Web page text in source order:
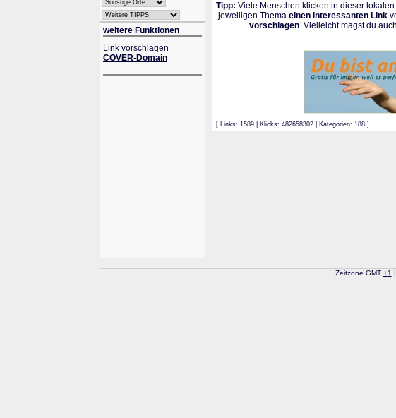
weitere Funktionen
Link vorschlagen
COVER-Domain
Tipp: Viele Menschen klicken in dieser
jeweiligen Thema einen interessanten Link
vorschlagen. Vielleicht magst du
[ Links: 1589 | Klicks: 482658302 | Kategorien: 188 ]
Zeitzone GMT +1